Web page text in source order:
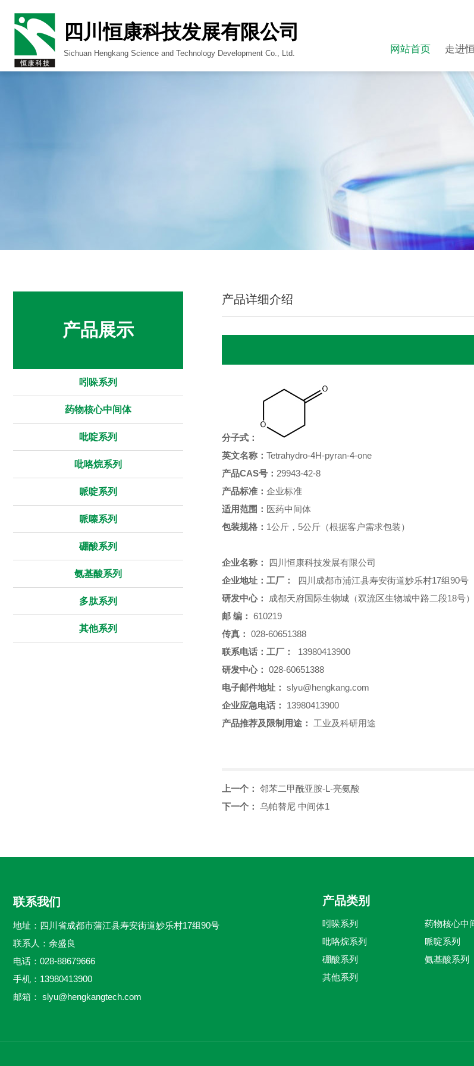
四川恒康科技发展有限公司
Sichuan Hengkang Science and Technology Development Co., Ltd. 网站首页 走进
产品展示
吲哚系列
药物核心中间体
吡啶系列
吡咯烷系列
哌啶系列
哌嗪系列
硼酸系列
氨基酸系列
多肽系列
其他系列
产品详细介绍
分子式：
英文名称： Tetrahydro-4H-pyran-4-one
产品CAS号： 29943-42-8
产品标准： 企业标准
适用范围： 医药中间体
包装规格： 1公斤，5公斤（根据客户需求包装）
企业名称：
四川恒康科技发展有限公司
企业地址：工厂：
四川成都市浦江县寿安街道妙乐村17组90号
研发中心：
成都天府国际生物城（双流区生物城中路二段18号）
邮 编： 610219
传真： 028-60651388
联系电话：工厂：
13980413900
研发中心： 028-60651388
电子邮件地址： slyu@hengkang.com
企业应急电话：
13980413900
产品推荐及限制用途：
工业及科研用途
上一个： 邻苯二甲酰亚胺-L-亮氨酸
下一个： 乌帕替尼 中间体1
联系我们
地址：四川省成都市蒲江县寿安街道妙乐村17组90号
联系人：余盛良
电话：028-88679666
手机：13980413900
邮箱： slyu@hengkangtech.com
产品类别
吲哚系列 药物核心中
吡咯烷系列
哌啶系列
硼酸系列
氨基酸系列
其他系列